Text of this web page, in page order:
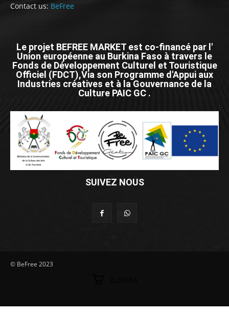
Contact us: BeFree
Le projet BEFREE MARKET est co-financé par l'
Union européenne au Burkina Faso à travers le
Fonds de Développement Culturel et Touristique
Officiel (FDCT),Via son Programme d'Appui aux
Industries créatives et à la Gouvernance de la
Culture PAIC GC .
SUIVEZ NOUS
© BeFree 2023